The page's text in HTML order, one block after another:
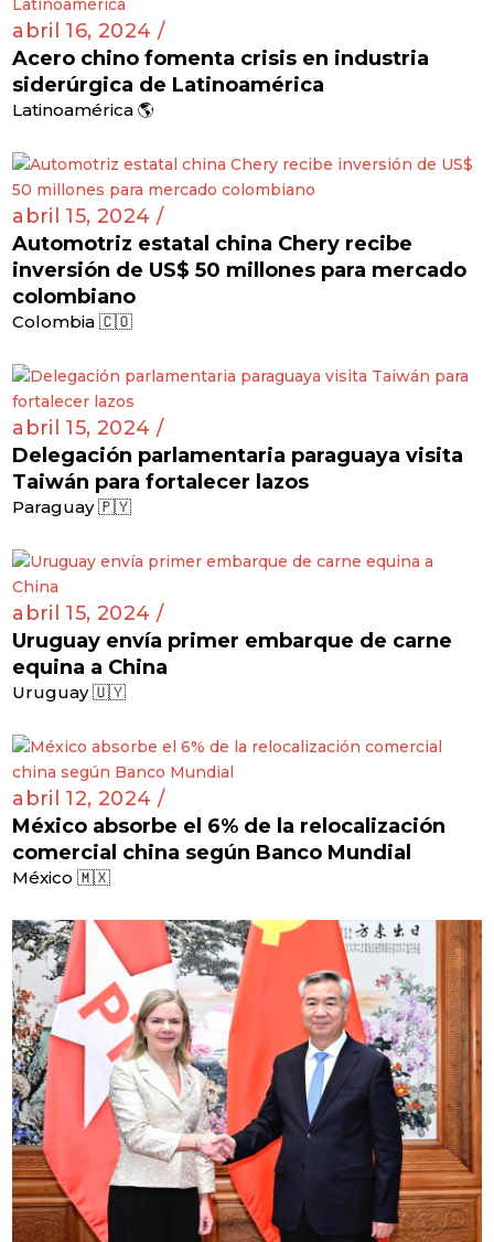
abril 16, 2024 /
Acero chino fomenta crisis en industria
siderúrgica de Latinoamérica
Latinoamérica 🌎
abril 15, 2024 /
Automotriz estatal china Chery recibe
inversión de US$ 50 millones para mercado
colombiano
Colombia 🇨🇴
abril 15, 2024 /
Delegación parlamentaria paraguaya visita
Taiwán para fortalecer lazos
Paraguay 🇵🇾
abril 15, 2024 /
Uruguay envía primer embarque de carne
equina a China
Uruguay 🇺🇾
abril 12, 2024 /
México absorbe el 6% de la relocalización
comercial china según Banco Mundial
México 🇲🇽